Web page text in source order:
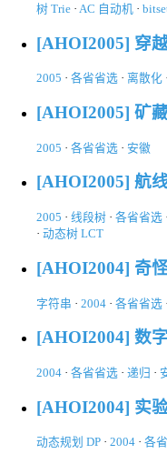
树 Trie · AC 自动机 ·
[AHOI2005] 穿
2005 · 各省省选 · 离散化 ·
[AHOI2005] 矿
2005 · 各省省选 · 安徽
[AHOI2005] 航
2005 · 线段树 · 各省省选 ·
· 动态树 LCT
[AHOI2004] 奇
字符串 · 2004 · 各省省选 ·
[AHOI2004] 数
2004 · 各省省选 · 递归 ·
[AHOI2004] 实
动态规划 DP · 2004 · 各